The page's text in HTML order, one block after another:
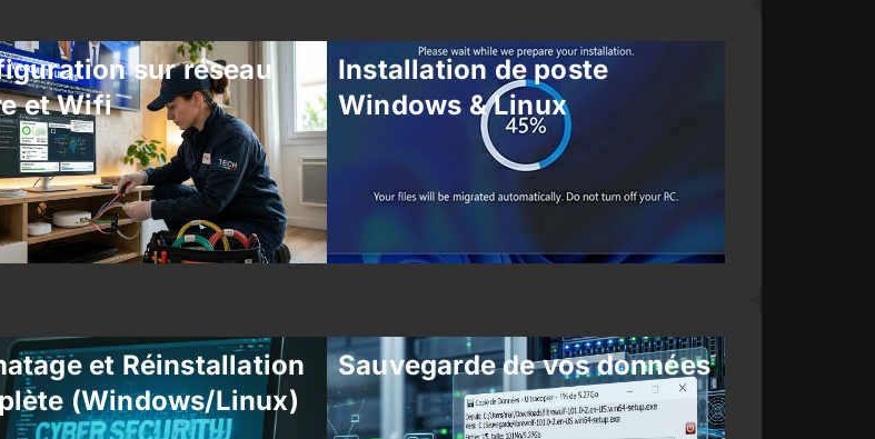
sur réseau
et Wifi
Installation de poste
Windows & Linux
et Réinstallation
(Windows/Linux)
Sauvegarde de vos données